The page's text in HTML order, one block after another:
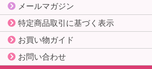
メールマガジン
特定商品取引に基づく表示
お買い物ガイド
お問い合わせ